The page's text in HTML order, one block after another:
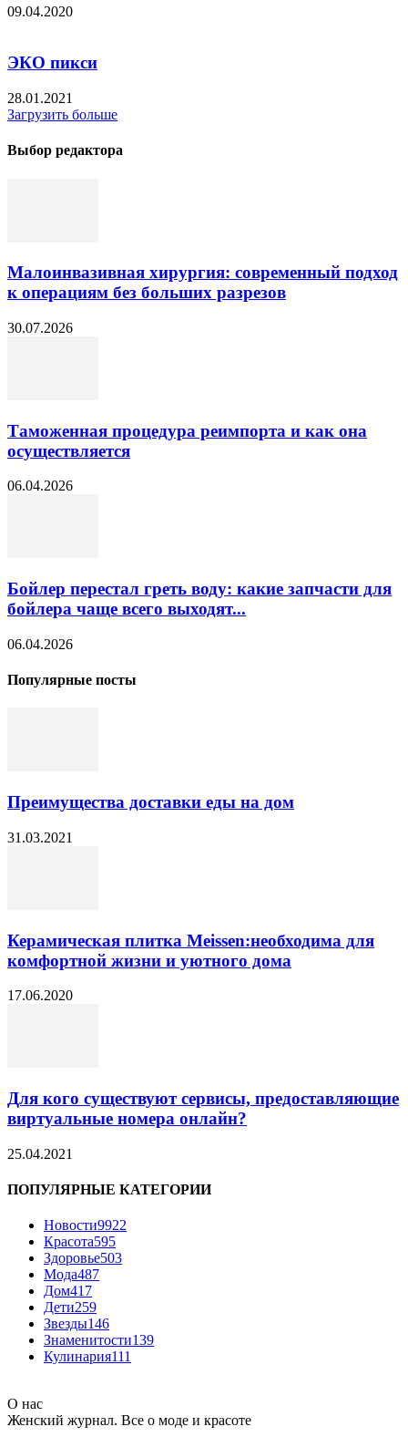
09.04.2020
ЭКО пикси
28.01.2021
Загрузить больше
Выбор редактора
Малоинвазивная хирургия: современный подход
к операциям без больших разрезов
30.07.2026
Таможенная процедура реимпорта и как она
осуществляется
06.04.2026
Бойлер перестал греть воду: какие запчасти для
бойлера чаще всего выходят...
06.04.2026
Популярные посты
Преимущества доставки еды на дом
31.03.2021
Керамическая плитка Meissen:необходима для
комфортной жизни и уютного дома
17.06.2020
Для кого существуют сервисы, предоставляющие
виртуальные номера онлайн?
25.04.2021
ПОПУЛЯРНЫЕ КАТЕГОРИИ
Новости9922
Красота595
Здоровье503
Мода487
Дом417
Дети259
Звезды146
Знаменитости139
Кулинария111
О нас
Женский журнал. Все о моде и красоте